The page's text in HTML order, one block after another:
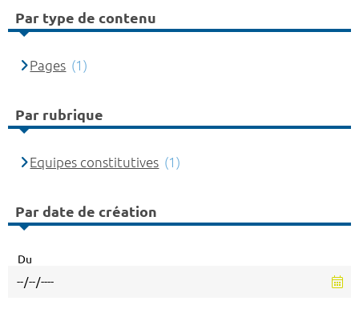
Par type de contenu
Pages (1)
Par rubrique
Equipes constitutives (1)
Par date de création
Du